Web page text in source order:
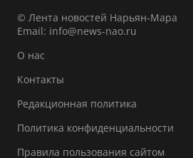
© Лента новостей Нарьян-Мара
Email: info@news-nao.ru
О нас
Контакты
Редакционная политика
Политика конфиденциальности
Правила пользования сайтом